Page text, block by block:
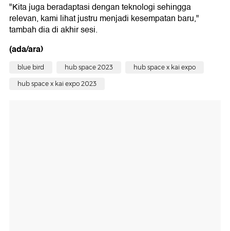
"Kita juga beradaptasi dengan teknologi sehingga
relevan, kami lihat justru menjadi kesempatan baru,"
tambah dia di akhir sesi.
(ada/ara)
blue bird hub space 2023 hub space x kai expo
hub space x kai expo 2023